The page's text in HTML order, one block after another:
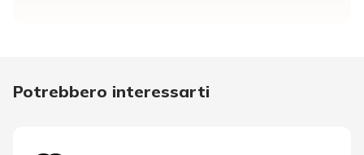
Potrebbero interessarti